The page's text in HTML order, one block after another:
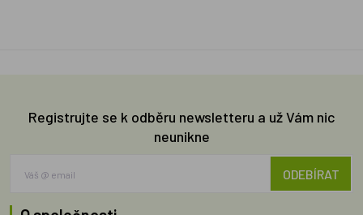
Registrujte se k odběru newsletteru a už Vám nic
neunikne
ODEBÍRAT